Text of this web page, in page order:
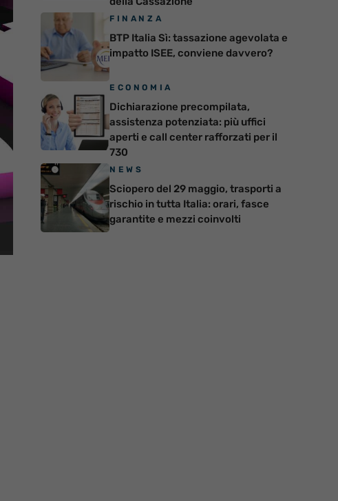
FINANZA
BTP Italia Sì: tassazione agevolata e
impatto ISEE, conviene davvero?
ECONOMIA
Dichiarazione precompilata,
assistenza potenziata: più uffici
aperti e call center rafforzati per il
730
NEWS
Sciopero del 29 maggio, trasporti a
rischio in tutta Italia: orari, fasce
garantite e mezzi coinvolti